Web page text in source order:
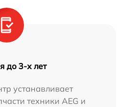
до 3-х лет
устанавливает
техники AEG и